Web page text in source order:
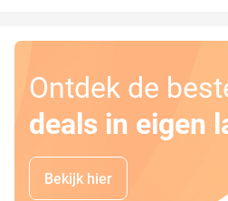
Ontdek de
deals in eigen
Bekijk hier